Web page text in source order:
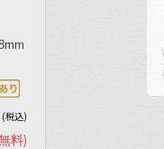
(税込)
料)